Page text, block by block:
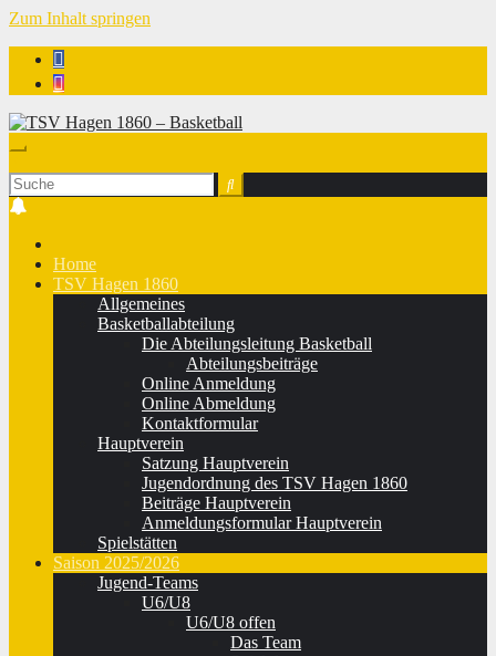
Zum Inhalt springen
Home
TSV Hagen 1860
Allgemeines
Basketballabteilung
Die Abteilungsleitung Basketball
Abteilungsbeiträge
Online Anmeldung
Online Abmeldung
Kontaktformular
Hauptverein
Satzung Hauptverein
Jugendordnung des TSV Hagen 1860
Beiträge Hauptverein
Anmeldungsformular Hauptverein
Spielstätten
Saison 2025/2026
Jugend-Teams
U6/U8
U6/U8 offen
Das Team